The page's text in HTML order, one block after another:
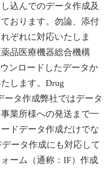
込んでのデータ作成及
おります。勿論、添付
ぞれに対応いたしま
品医療機器総合機構
ンロードしたデータか
します。Drug
ータ作成弊社ではデータ
業所様への発送まで一
ドデータ作成だけでな
ータ作成にも対応して
ーム（通称：IF）作成